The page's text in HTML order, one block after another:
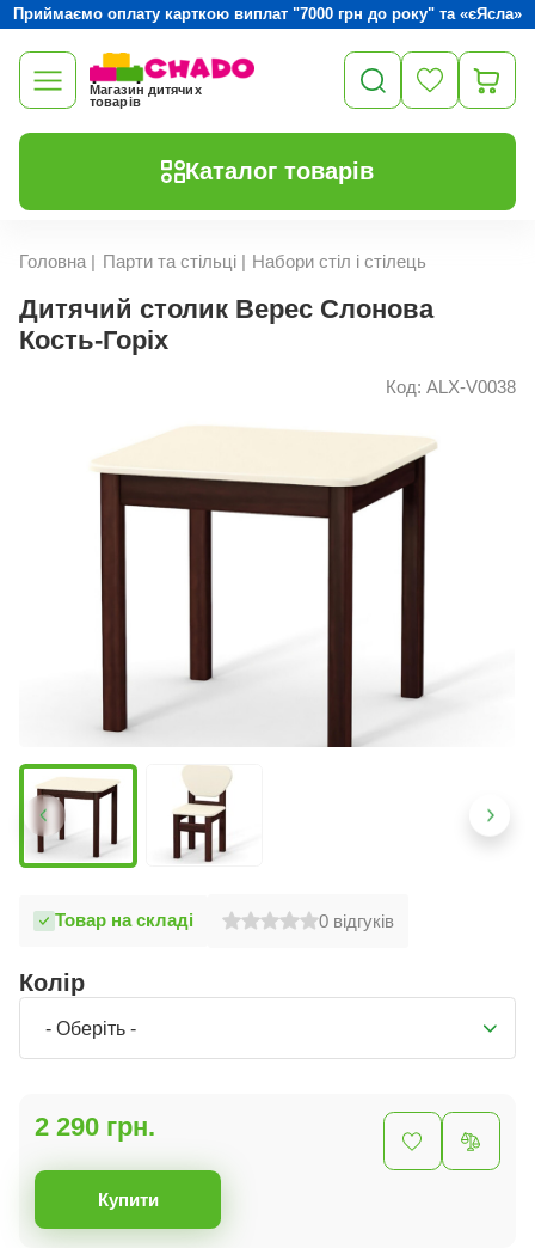
Приймаємо оплату карткою виплат "7000 грн до року" та «єЯсла»
Магазин дитячих
товарів
Каталог товарів
Головна | Парти та стільці| Набори стіл і стілець
Дитячий столик Верес Слонова
Кость-Горіх
Код: ALX-V0038
Товар на складі 0 відгуків
Колір
- Оберіть -
2 290 грн.
Купити